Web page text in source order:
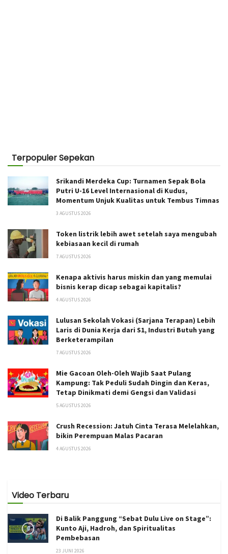
Terpopuler Sepekan
Srikandi Merdeka Cup: Turnamen Sepak Bola
Putri U-16 Level Internasional di Kudus,
Momentum Unjuk Kualitas untuk Tembus Timnas
3 AGUSTUS 2026
Token listrik lebih awet setelah saya mengubah
kebiasaan kecil di rumah
7 AGUSTUS 2026
Kenapa aktivis harus miskin dan yang memulai
bisnis kerap dicap sebagai kapitalis?
4 AGUSTUS 2026
Lulusan Sekolah Vokasi (Sarjana Terapan) Lebih
Laris di Dunia Kerja dari S1, Industri Butuh yang
Berketerampilan
7 AGUSTUS 2026
Mie Gacoan Oleh-Oleh Wajib Saat Pulang
Kampung: Tak Peduli Sudah Dingin dan Keras,
Tetap Dinikmati demi Gengsi dan Validasi
5 AGUSTUS 2026
Crush Recession: Jatuh Cinta Terasa Melelahkan,
bikin Perempuan Malas Pacaran
4 AGUSTUS 2026
Video Terbaru
Di Balik Panggung “Sebat Dulu Live on Stage”:
Kunto Aji, Hadroh, dan Spiritualitas
Pembebasan
23 JUNI 2026